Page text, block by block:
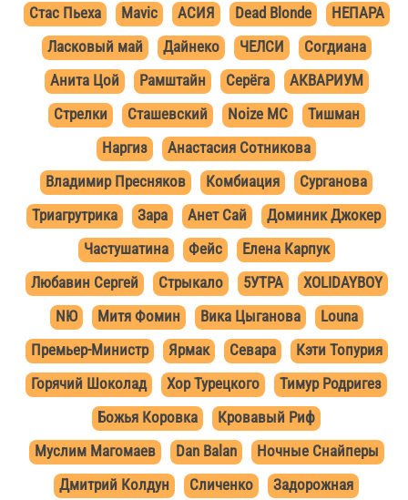
Стас Пьеха
Mavic АСИЯ Dead Blonde
НЕПАРА
Ласковый май
Дайнеко ЧЕЛСИ
Согдиана
Анита Цой
Рамштайн Серёга
АКВАРИУМ
Стрелки
Сташевский Noize MC
Тишман
Наргиз
Анастасия Сотникова
Владимир Пресняков
Комбиация
Сурганова
Триагрутрика
Зара Анет Сай
Доминик Джокер
Частушатина
Фейс
Елена Карпук
Любавин Сергей
Стрыкало 5УТРА
XOLIDAYBOY
NЮ
Митя Фомин Вика Цыганова
Louna
Премьер-Министр
Ярмак Севара
Кэти Топурия
Горячий Шоколад
Хор Турецкого
Тимур Родригез
Божья Коровка
Кровавый Риф
Муслим Магомаев
Dan Balan
Ночные Снайперы
Дмитрий Колдун
Сличенко
Задорожная